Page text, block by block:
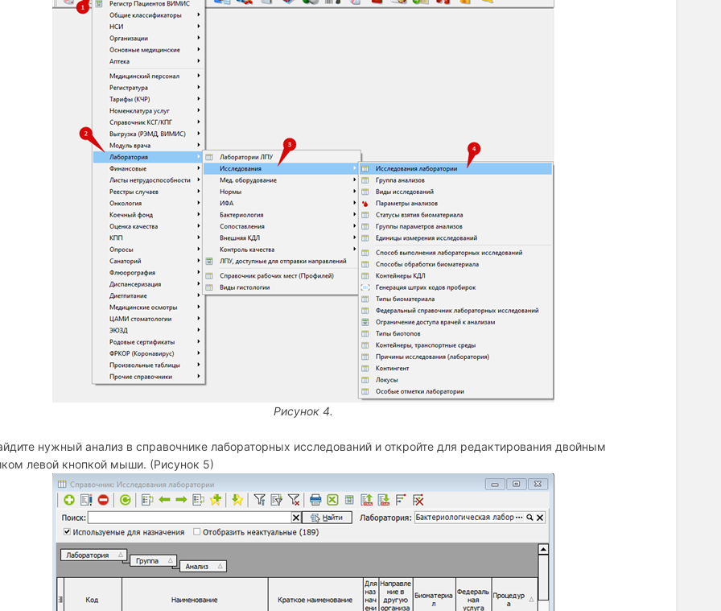
Рисунок 4.
нужный анализ в справочнике лабораторных исследований и откройте для редактирования двойным
левой кнопкой мыши. (Рисунок 5)